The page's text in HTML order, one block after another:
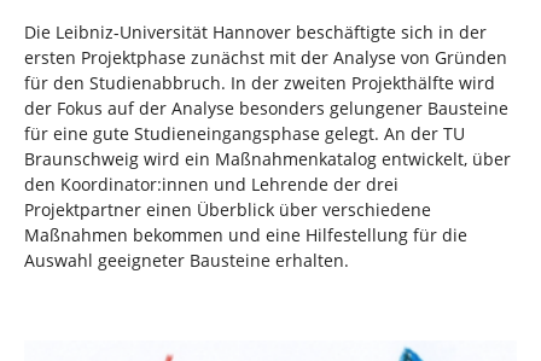
Die Leibniz-Universität Hannover beschäftigte sich in der
ersten Projektphase zunächst mit der Analyse von Gründen
für den Studienabbruch. In der zweiten Projekthälfte wird
der Fokus auf der Analyse besonders gelungener Bausteine
für eine gute Studieneingangsphase gelegt. An der TU
Braunschweig wird ein Maßnahmenkatalog entwickelt, über
den Koordinator:innen und Lehrende der drei
Projektpartner einen Überblick über verschiedene
Maßnahmen bekommen und eine Hilfestellung für die
Auswahl geeigneter Bausteine erhalten.